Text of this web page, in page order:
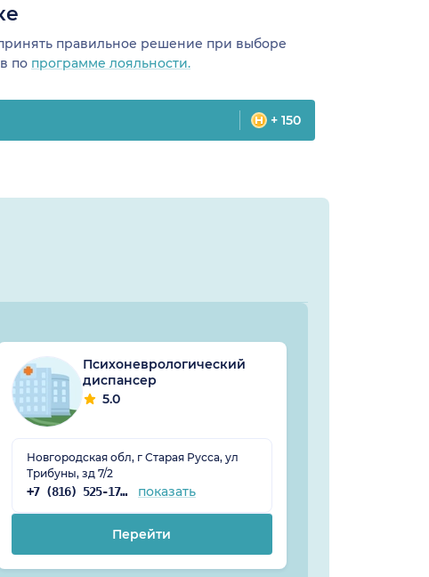
правильное решение при выборе
по программе лояльности.
+ 150
Психоневрологический
диспансер
5.0
Новгородская обл, г Старая Русса, ул
Трибуны, зд 7/2
+7 (816) 525-17-44 показать
Перейти